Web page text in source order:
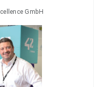
GmbH